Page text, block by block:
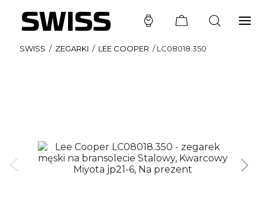
SWISS / ZEGARKI / LEE COOPER /LC08018.350